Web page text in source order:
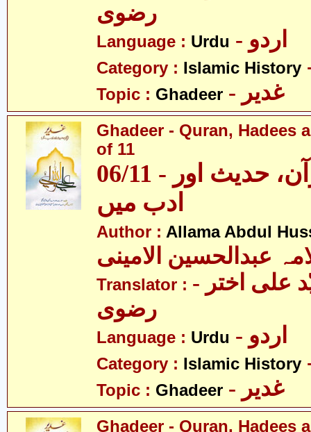
رضوی
Language : Urdu - اردو
Category : Islamic History
Topic : Ghadeer - غدیر
Ghadeer - Quran, Hadees
of 11
06/11 - غدیر - قرآن، حدیث اور
ادب میں
Author : Allama Abdul
عبدالحسین الامینی
Translator : - مولانا سیّد علی اختر
رضوی
Language : Urdu - اردو
Category : Islamic History
Topic : Ghadeer - غدیر
Ghadeer - Quran, Hadees